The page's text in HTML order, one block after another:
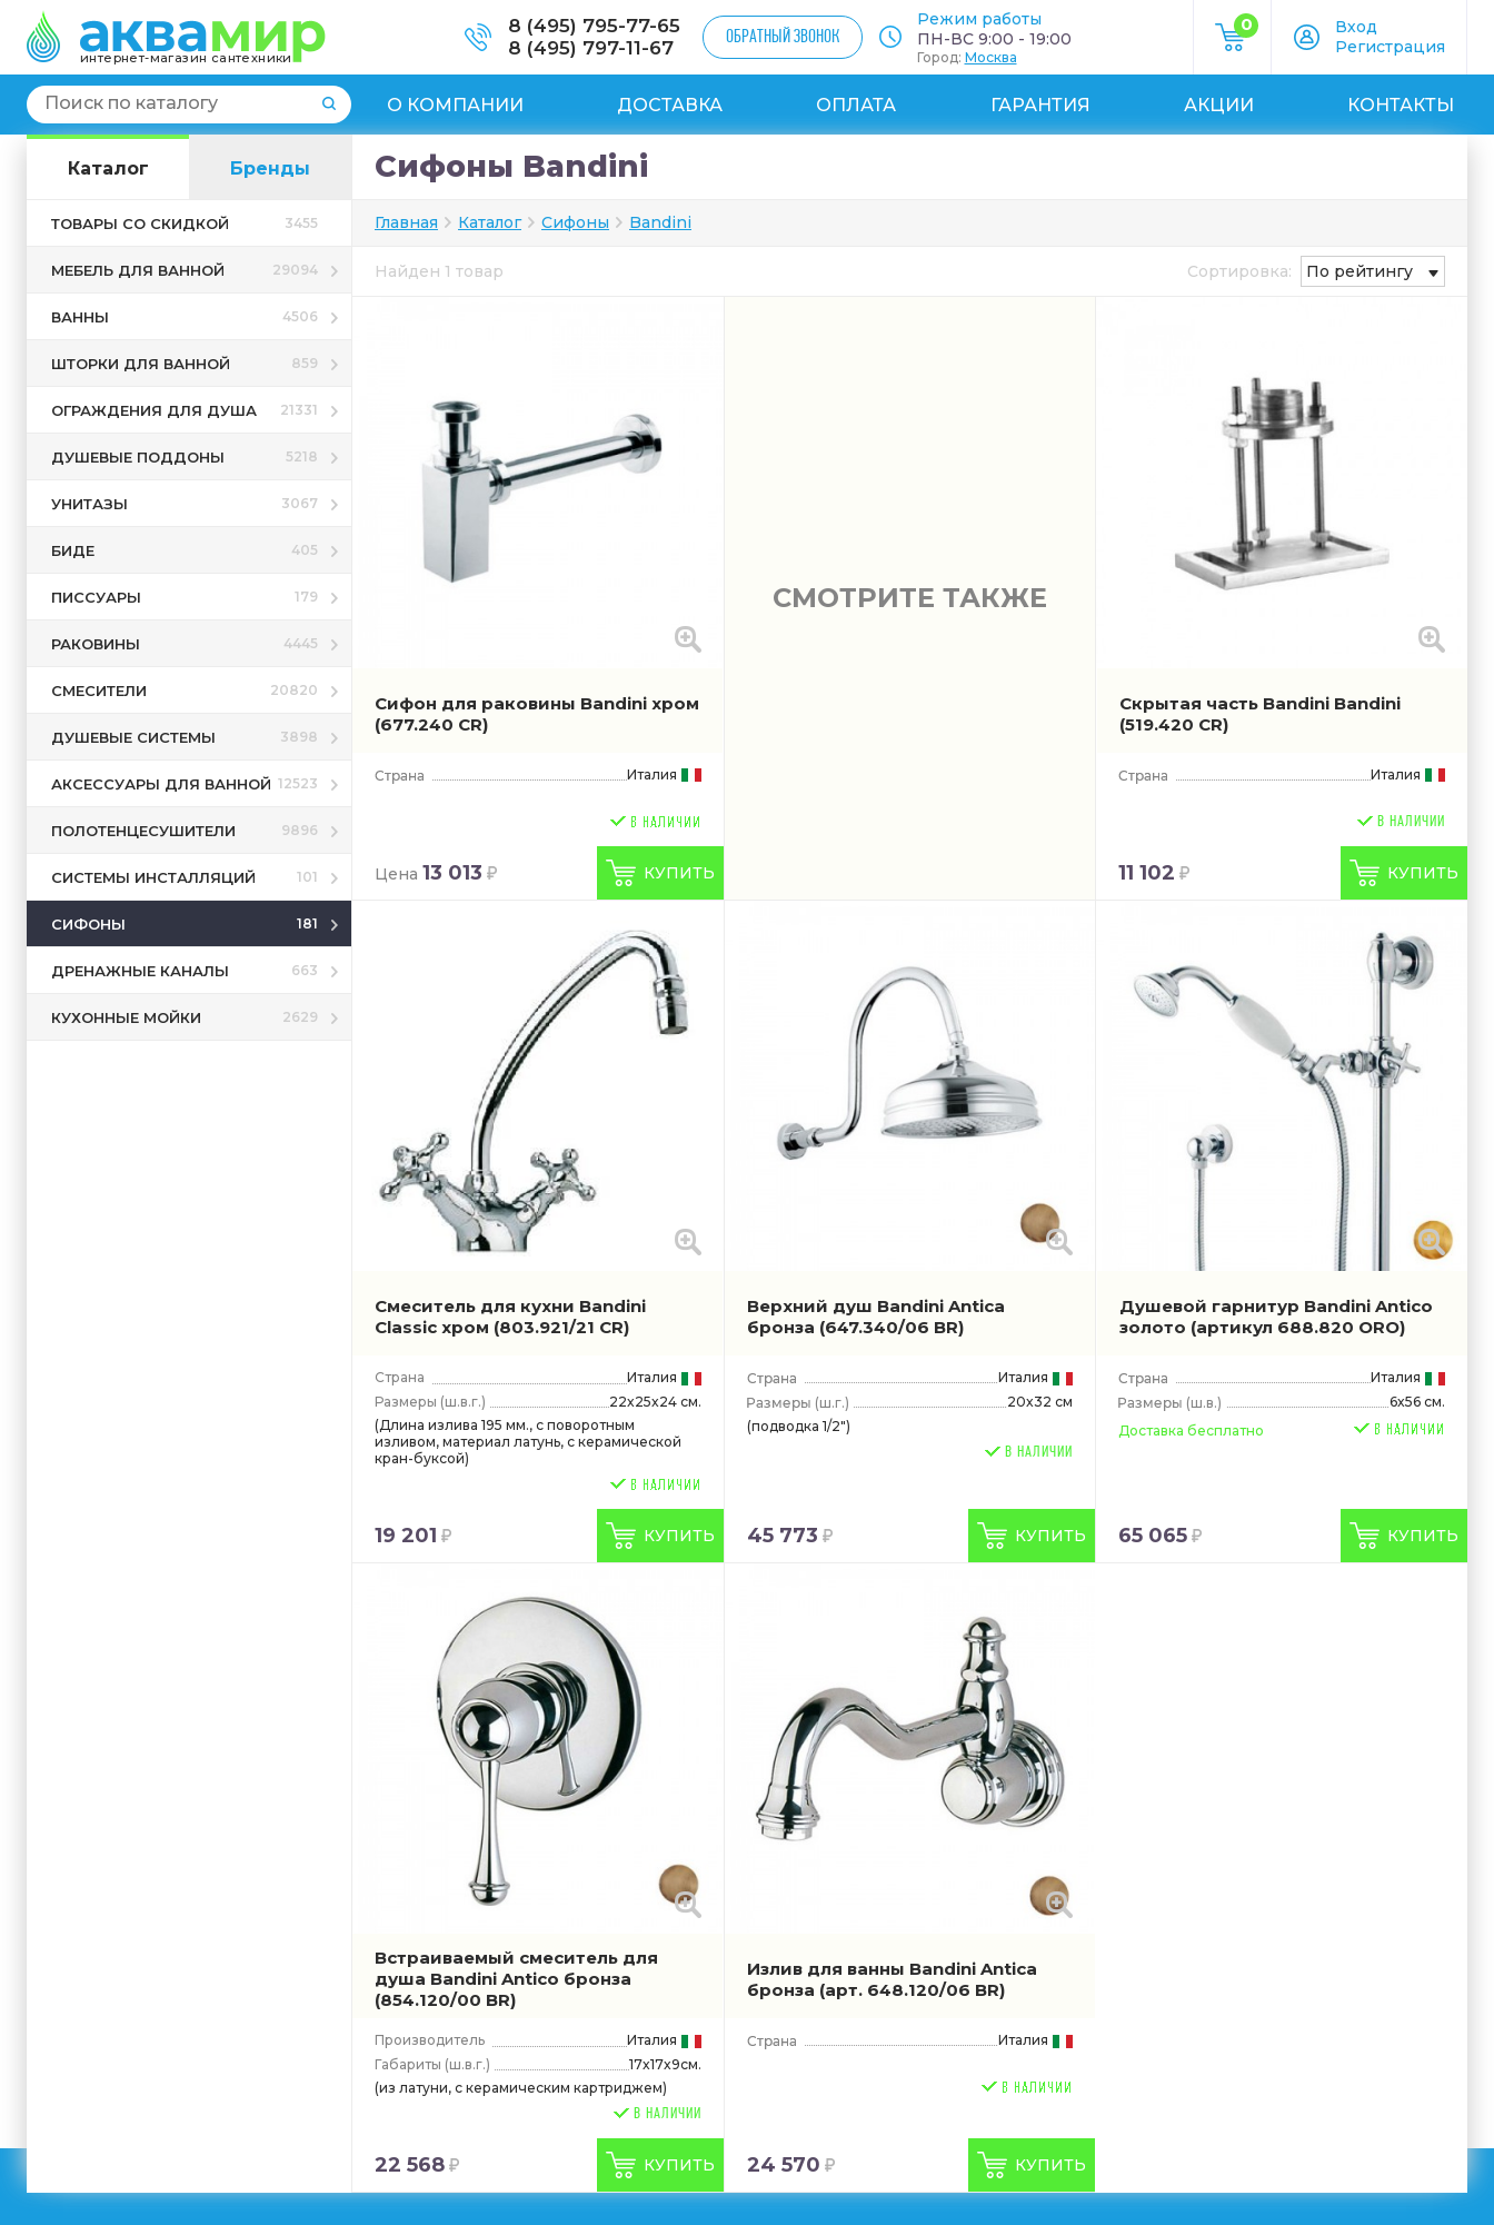
интернет-магазин сантехники
8 (495) 795-77-65
8 (495) 797-11-67
ОБРАТНЫЙ ЗВОНОК
Режим работы
ПН-ВС 9:00 - 19:00
Город: Москва
0
Вход
Регистрация
О КОМПАНИИ ДОСТАВКА ОПЛАТА ГАРАНТИЯ АКЦИИ КОНТАКТЫ
Каталог Бренды
ТОВАРЫ СО СКИДКОЙ 3455
МЕБЕЛЬ ДЛЯ ВАННОЙ 29094
ВАННЫ 4506
ШТОРКИ ДЛЯ ВАННОЙ 859
ОГРАЖДЕНИЯ ДЛЯ ДУША 21331
ДУШЕВЫЕ ПОДДОНЫ 5218
УНИТАЗЫ 3067
БИДЕ 405
ПИССУАРЫ 179
РАКОВИНЫ 4445
СМЕСИТЕЛИ 20820
ДУШЕВЫЕ СИСТЕМЫ 3898
АКСЕССУАРЫ ДЛЯ ВАННОЙ 12523
ПОЛОТЕНЦЕСУШИТЕЛИ 9896
СИСТЕМЫ ИНСТАЛЛЯЦИЙ 101
СИФОНЫ 181
ДРЕНАЖНЫЕ КАНАЛЫ 663
КУХОННЫЕ МОЙКИ 2629
Сифоны Bandini
Главная Каталог Сифоны Bandini
Найден 1 товар Сортировка: По рейтингу
Сифон для раковины Bandini хром
(677.240 CR)
Италия
Цена 13 013 КУПИТЬ
СМОТРИТЕ ТАКЖЕ
Скрытая часть Bandini Bandini
(519.420 CR)
Италия
В НАЛИЧИИ
11 102 КУПИТЬ
Смеситель для кухни Bandini
Classic хром (803.921/21 CR)
Страна
Италия
Размеры (ш.в.г.)
22x25x24 см.
(Длина излива 195 мм., с поворотным
изливом, материал латунь, с керамической
кран-буксой)
19 201 КУПИТЬ
Верхний душ Bandini Antica
бронза (647.340/06 BR)
Италия
(ш.г.)
20x32 см
(подводка 1/2")
В НАЛИЧИИ
45 773 КУПИТЬ
Душевой гарнитур Bandini Antico
золото (артикул 688.820 ORO)
Италия
(ш.в.)
6x56 см.
Доставка бесплатно
65 065 КУПИТЬ
Встраиваемый смеситель для
душа Bandini Antico бронза
(854.120/00 BR)
Производитель
Италия
Габариты (ш.в.г.)
17x17x9см.
(из латуни, с керамическим картриджем)
В НАЛИЧИИ
22 568 КУПИТЬ
Излив для ванны Bandini Antica
бронза (арт. 648.120/06 BR)
Италия
24 570 КУПИТЬ